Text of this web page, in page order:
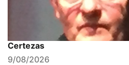
Certezas
9/08/2026